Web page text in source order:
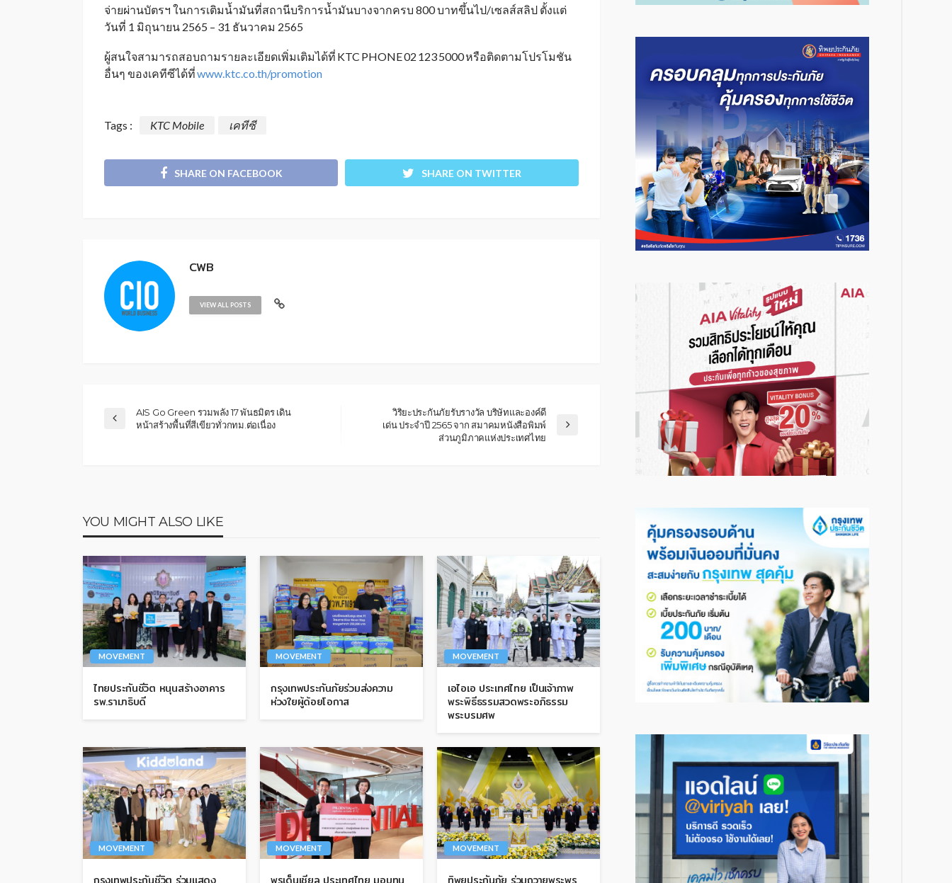
จ่ายผ่านบัตรฯ ในการเติมน้ำมันที่สถานีบริการน้ำมันบางจากครบ 800 บาทขึ้นไป/เซลส์สลิป ตั้งแต่
วันที่ 1 มิถุนายน 2565 – 31 ธันวาคม 2565
ผู้สนใจสามารถสอบถามรายละเอียดเพิ่มเติมได้ที่ KTC PHONE 02 123 5000 หรือติดตามโปรโมชัน
อื่นๆ ของเคทีซีได้ที่www.ktc.co.th/promotion
Tags : KTC Mobile เคทีซี
SHARE ON FACEBOOK SHARE ON TWITTER
CWB
VIEW ALL POSTS
AIS Go Green รวมพลัง 17 พันธมิตร เดิน
หน้าสร้างพื้นที่สีเขียวทั่วกทม.ต่อเนื่อง
วิริยะประกันภัยรับรางวัล บริษัทและองค์ดี
เด่น ประจำปี 2565 จาก สมาคมหนังสือพิมพ์
ส่วนภูมิภาคแห่งประเทศไทย
YOU MIGHT ALSO LIKE
MOVEMENT
ไทยประกันชีวิต หนุนสร้างอาคาร
รพ.รามาธิบดี
MOVEMENT
กรุงเทพประกันภัยร่วมส่งความ
ห่วงใยผู้ด้อยโอกาส
MOVEMENT
เอไอเอ ประเทศไทย เป็นเจ้าภาพ
พระพิธีธรรมสวดพระอภิธรรม
พระบรมศพ
MOVEMENT MOVEMENT MOVEMENT